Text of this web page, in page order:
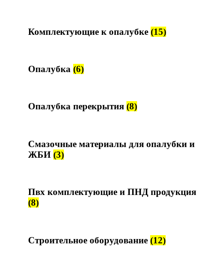
Комплектующие к опалубке (15)
Опалубка (6)
Опалубка перекрытия (8)
Смазочные материалы для опалубки и
ЖБИ (3)
Пвх комплектующие и ПНД продукция
(8)
Строительное оборудование (12)